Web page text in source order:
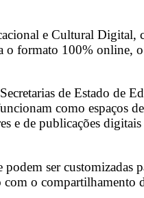
e Cultural Digital,
o formato 100% online,
de Estado de
como espaços
e de publicações
ser customizadas
o compartilhamento